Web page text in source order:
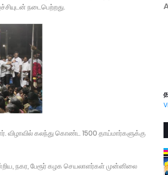
நடைபெற்றது.
விழாவில் கலந்து கொண்ட 1500 தாய்மார்களுக்கு
நகர, பேரூர் கழக செயலாளர்கள் முன்னிலை